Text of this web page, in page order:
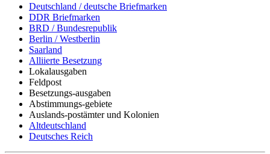
Deutschland / deutsche Briefmarken
DDR Briefmarken
BRD / Bundesrepublik
Berlin / Westberlin
Saarland
Alliierte Besetzung
Lokalausgaben
Feldpost
Besetzungs-ausgaben
Abstimmungs-gebiete
Auslands-postämter und Kolonien
Altdeutschland
Deutsches Reich